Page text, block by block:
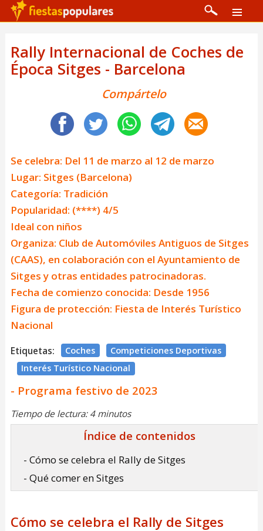
Rally Internacional de Coches de
Época Sitges - Barcelona
Compártelo
Se celebra: Del 11 de marzo al 12 de marzo
Lugar: Sitges (Barcelona)
Categoría: Tradición
Popularidad: (****) 4/5
Ideal con niños
Organiza: Club de Automóviles Antiguos de Sitges
(CAAS), en colaboración con el Ayuntamiento de
Sitges y otras entidades patrocinadoras.
Fecha de comienzo conocida: Desde 1956
Figura de protección: Fiesta de Interés Turístico
Nacional
Etiquetas: Coches
Competiciones Deportivas
Interés Turístico Nacional
- Programa festivo de 2023
Tiempo de lectura: 4 minutos
Índice de contenidos
- Cómo se celebra el Rally de Sitges
- Qué comer en Sitges
Cómo se celebra el Rally de Sitges